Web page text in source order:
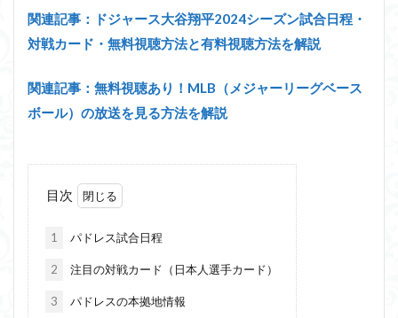
関連記事：ドジャース大谷翔平2024シーズン試合日程・
対戦カード・無料視聴方法と有料視聴方法を解説
関連記事：無料視聴あり！MLB（メジャーリーグベース
ボール）の放送を見る方法を解説
目次
1 パドレス試合日程
2 注目の対戦カード（日本人選手カード）
3 パドレスの本拠地情報